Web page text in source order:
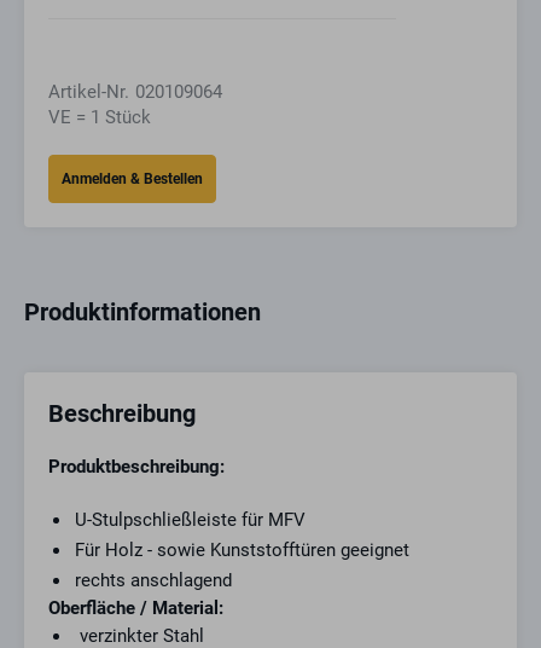
Artikel-Nr. 020109064
VE = 1 Stück
Produktinformationen
Beschreibung
Produktbeschreibung:
U-Stulpschließleiste für MFV
Für Holz - sowie Kunststofftüren geeignet
rechts anschlagend
Oberfläche / Material:
verzinkter Stahl